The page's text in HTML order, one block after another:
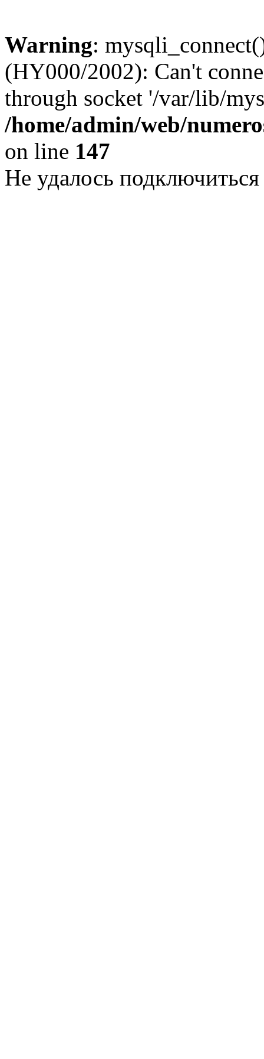
Warning:
(HY000/2002): Can't
through socket '/var/lib/
/home/admin/web/
on line 147
Не удалось